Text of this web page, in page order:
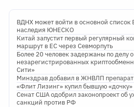
ВДНХ может войти в основной список
наследия ЮНЕСКО
Китай запустит первый регулярный
маршрут в ЕС через Севморпуть
Более 20 человек задержаны по делу о
незарегистрированных
Сити»
Минздрав добавил в ЖНВЛП препарат
«Флит Лизинг» купил бывшую «дочку»
Сенат США одобрил законопроект об
санкций против РФ